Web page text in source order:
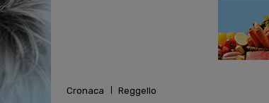
Cronaca Reggello